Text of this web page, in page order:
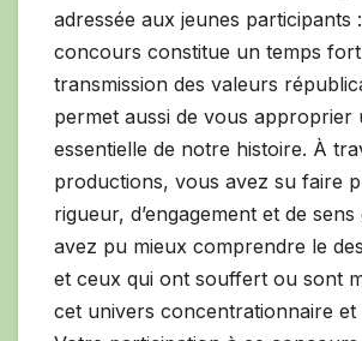
adressée aux jeunes participants
concours constitue un temps
transmission des valeurs
permet aussi de vous approprier
essentielle de notre histoire. À
productions, vous avez su faire
rigueur, d’engagement et de
avez pu mieux comprendre le
et ceux qui ont souffert ou sont
cet univers concentrationnaire et